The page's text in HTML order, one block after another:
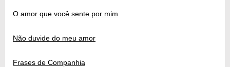
O amor que você sente por mim
Não duvide do meu amor
Frases de Companhia